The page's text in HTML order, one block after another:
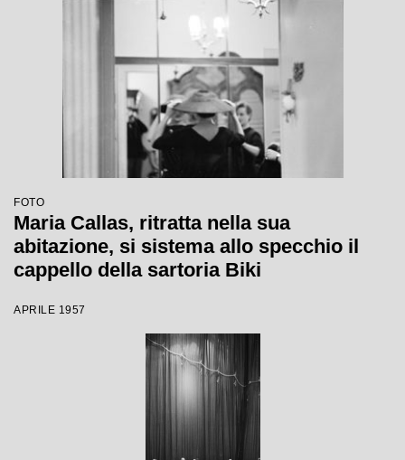
FOTO
Maria Callas, ritratta nella sua
abitazione, si sistema allo specchio il
cappello della sartoria Biki
APRILE 1957